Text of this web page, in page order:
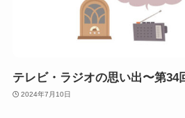
テレビ・ラジオの思い出〜第34
2024年7月10日